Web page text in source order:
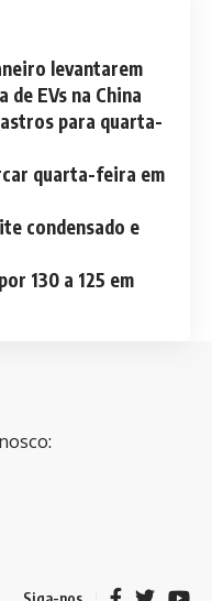
levantarem
de EVs na China
para quarta-
quarta-feira em
condensado e
130 a 125 em